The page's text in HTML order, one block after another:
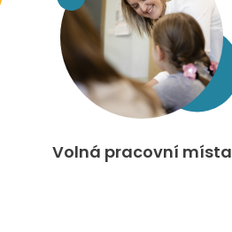
Volná pracovní místa